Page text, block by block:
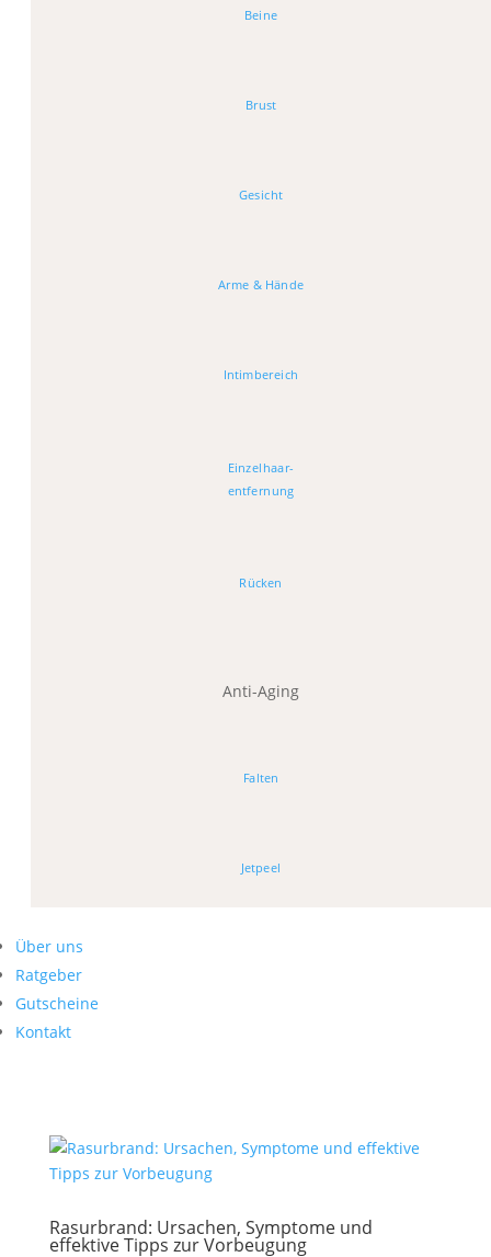
Beine
Brust
Gesicht
Arme & Hände
Intimbereich
Einzelhaar-
entfernung
Rücken
Anti-Aging
Falten
Jetpeel
Über uns
Ratgeber
Gutscheine
Kontakt
Rasurbrand: Ursachen, Symptome und
effektive Tipps zur Vorbeugung